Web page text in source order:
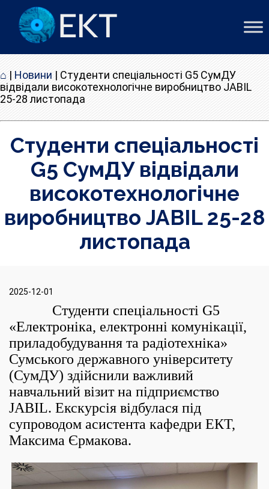
⌂ | Новини | Студенти спеціальності G5 СумДУ
відвідали високотехнологічне виробництво JABIL
25-28 листопада
Студенти спеціальності
G5 СумДУ відвідали
високотехнологічне
виробництво JABIL 25-28
листопада
2025-12-01
Студенти спеціальності G5
«Електроніка, електронні комунікації,
приладобудування та радіотехніка»
Сумського державного університету
(СумДУ) здійснили важливий
навчальний візит на підприємство
JABIL. Екскурсія відбулася під
супроводом асистента кафедри ЕКТ,
Максима Єрмакова.